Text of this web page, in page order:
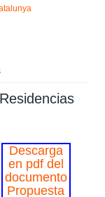
Descarga
en pdf del
documento
Propuesta